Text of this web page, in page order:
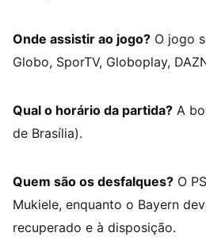
Onde assistir ao jogo? O jogo
Globo, SporTV, Globoplay,
Qual o horário da partida? A
de Brasília).
Quem são os desfalques? O
Mukiele, enquanto o Bayern
recuperado e à disposição.